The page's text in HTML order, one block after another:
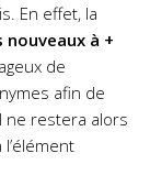
En effet, la
nouveaux à +
de
afin de
ne restera alors